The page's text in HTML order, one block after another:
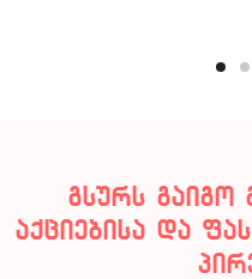
გსურს გაიგო
აქციებისა და